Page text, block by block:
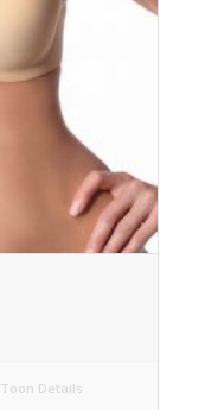
Toon Details